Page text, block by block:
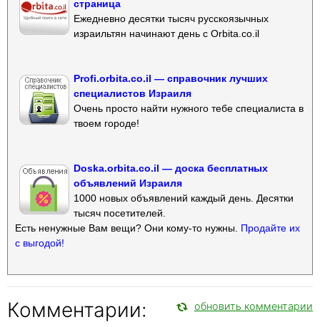
страница
Ежедневно десятки тысяч русскоязычных
израильтян начинают день с Orbita.co.il
Profi.orbita.co.il — справочник лучших
специалистов Израиля
Очень просто найти нужного тебе специалиста в
твоем городе!
Doska.orbita.co.il — доска бесплатных
объявлений Израиля
1000 новых объявлений каждый день. Десятки
тысяч посетителей.
Есть ненужные Вам вещи? Они кому-то нужны. Продайте их
с выгодой!
Комментарии: обновить комментарии